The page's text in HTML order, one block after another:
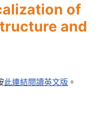
of
and
此連結閱讀英文版 。